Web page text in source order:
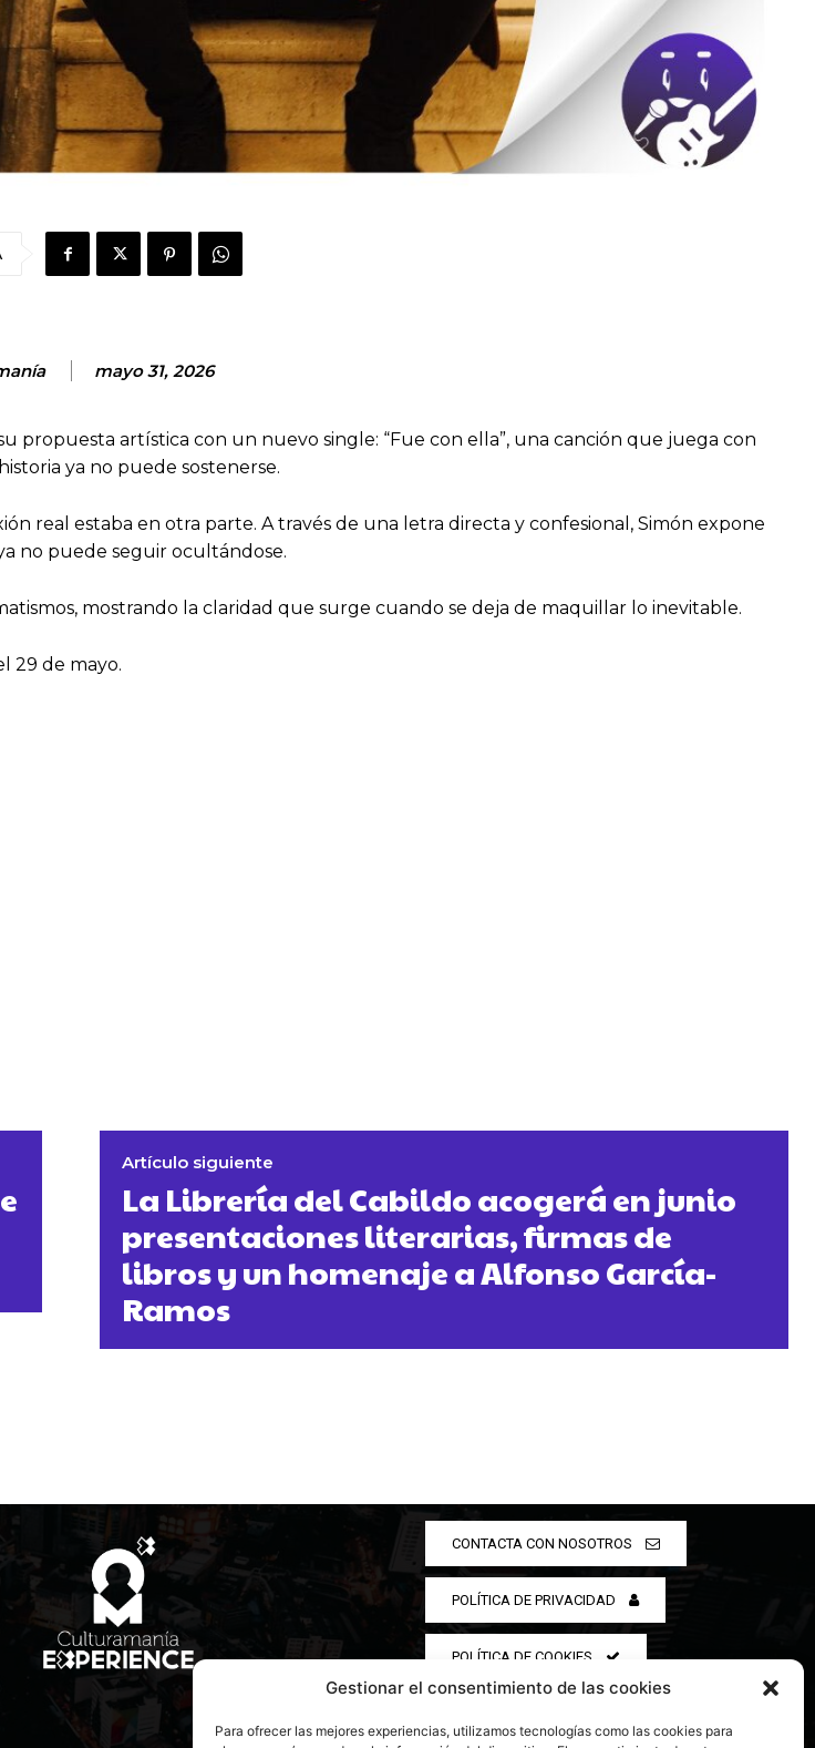
Gestionar el consentimiento de las cookies
Para ofrecer las mejores experiencias, utilizamos tecnologías como las cookies para
mayo 31, 2026
propuesta artística con un nuevo single: “Fue con ella”, una canción que juega con
ya no puede sostenerse.
real estaba en otra parte. A través de una letra directa y confesional, Simón expone
no puede seguir ocultándose.
mostrando la claridad que surge cuando se deja de maquillar lo inevitable.
29 de mayo.
Artículo siguiente
La Librería del Cabildo acogerá en junio
presentaciones literarias, firmas de
libros y un homenaje a Alfonso García-
Ramos
CONTACTA CON NOSOTROS
POLÍTICA DE PRIVACIDAD
POLÍTICA DE COOKIES